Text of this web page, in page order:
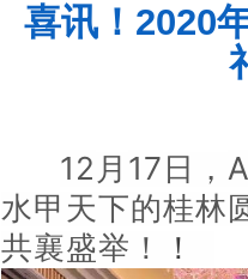
喜讯！2020
12 月 17 日，
水甲天下的桂林
共襄盛举！
！